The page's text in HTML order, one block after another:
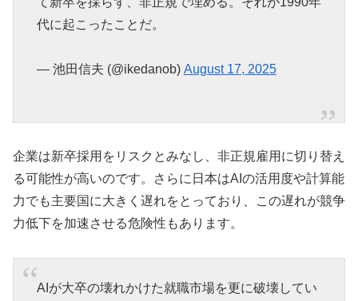
代に起こったことだ。
— 池田信夫 (@ikedanob) August 17, 2025
企業は新卒採用をリスクとみなし、非正規雇用に切り替え
る可能性が高いのです。さらに日本はAIの活用度や計算能
力でも主要国に大きく遅れをとっており、この遅れが競争
力低下を加速させる危険性もあります。
AIが大卒の壊れかけた就職市場を更に破壊してい